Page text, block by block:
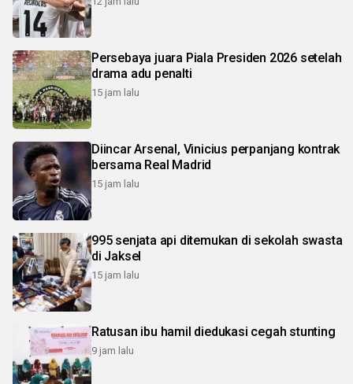
Persebaya juara Piala Presiden 2026 setelah
drama adu penalti
15 jam lalu
Diincar Arsenal, Vinicius perpanjang kontrak
bersama Real Madrid
15 jam lalu
995 senjata api ditemukan di sekolah swasta
di Jaksel
15 jam lalu
Ratusan ibu hamil diedukasi cegah stunting
9 jam lalu